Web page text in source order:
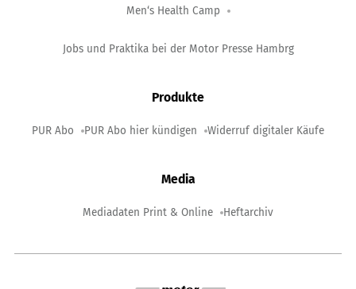
Men‘s Health Camp
Jobs und Praktika bei der Motor Presse Hambrg
Produkte
PUR Abo PUR Abo hier kündigen Widerruf digitaler Käufe
Media
Mediadaten Print & Online Heftarchiv